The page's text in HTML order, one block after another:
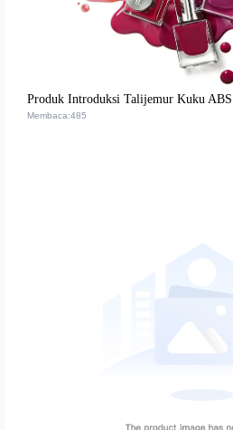
Membaca:485